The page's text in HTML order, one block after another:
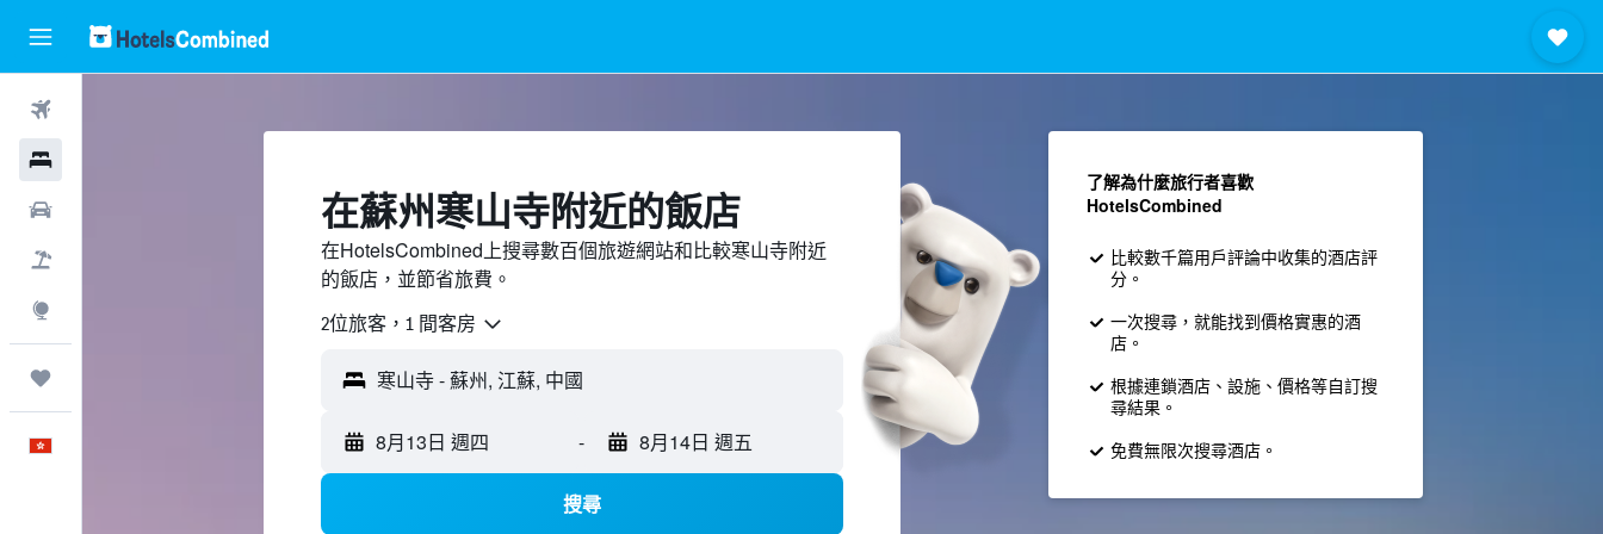
​在蘇州寒山寺附近​的飯店
在HotelsCombined上搜尋數百個旅遊網站和比較寒山寺附近
的飯店，並節省旅費。
2位旅客，1 間客房
8月13日 週四 - 8月14日 週五
搜尋
了解為什麼旅行者喜歡
HotelsCombined
比較數千篇用戶評論中收集的酒店評
分。
一次搜尋，就能找到價格實惠的酒
店。
根據連鎖酒店、設施、價格等自訂搜
尋結果。
免費無限次搜尋酒店。